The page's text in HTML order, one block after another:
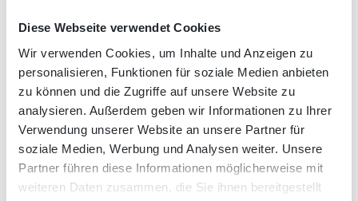
Diese Webseite verwendet Cookies
Wir verwenden Cookies, um Inhalte und Anzeigen zu
personalisieren, Funktionen für soziale Medien anbieten
zu können und die Zugriffe auf unsere Website zu
analysieren. Außerdem geben wir Informationen zu Ihrer
Verwendung unserer Website an unsere Partner für
soziale Medien, Werbung und Analysen weiter. Unsere
Partner führen diese Informationen möglicherweise mit
weiteren Daten zusammen, die Sie ihnen bereitgestellt
zwei Wochen Abstand.